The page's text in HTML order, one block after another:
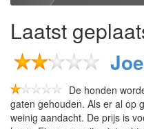
Laatst
De honden
gaten gehouden. Als er al op
weinig aandacht. De prijs is